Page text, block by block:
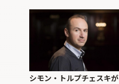
シモン・トルプチェスキが